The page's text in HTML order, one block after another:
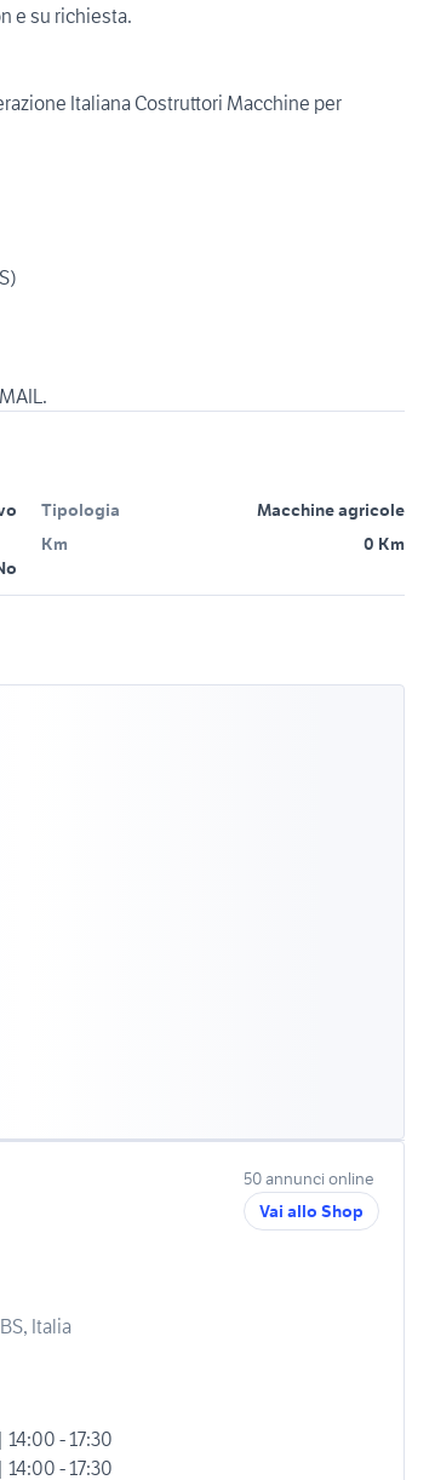
e su richiesta.
Italiana Costruttori Macchine per
Tipologia
Macchine agricole
Km
0 Km
Italia
| 14:00 - 17:30
| 14:00 - 17:30
50 annunci online
Vai allo Shop